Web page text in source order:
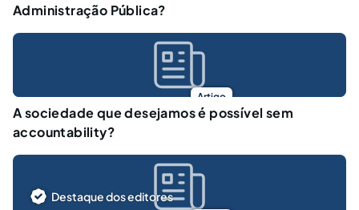
Administração Pública?
Artigo
A sociedade que desejamos é possível sem
accountability?
Destaque dos editores